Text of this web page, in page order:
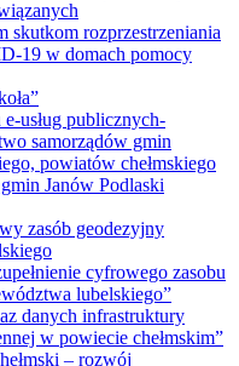
skutkom rozprzestrzeniania
19 w domach pomocy
usług publicznych-
samorządów gmin
powiatów chełmskiego
Janów Podlaski
zasób geodezyjny
cyfrowego zasobu
lubelskiego”
danych infrastruktury
w powiecie chełmskim”
– rozwój